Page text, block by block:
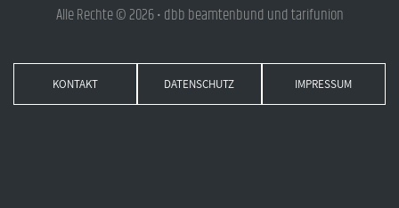
Alle Rechte © 2026 • dbb beamtenbund und tarifunion
KONTAKT DATENSCHUTZ IMPRESSUM